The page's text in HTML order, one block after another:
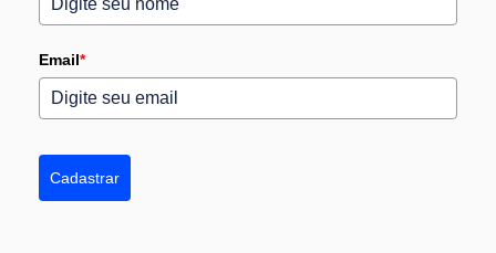
Email*
Cadastrar